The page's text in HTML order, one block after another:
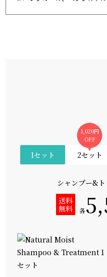
1セット 2セット
1,020円
OFF
シャンプー&
送料
無料
各